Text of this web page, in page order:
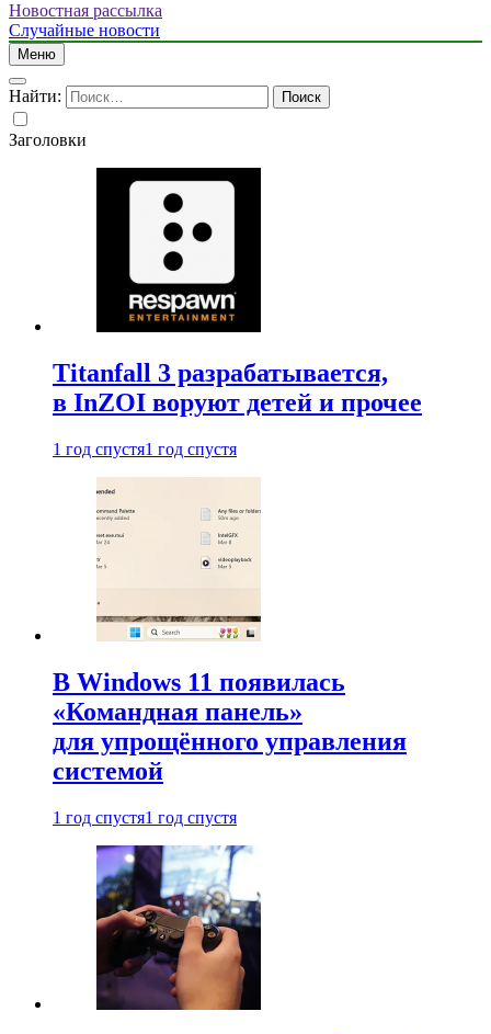
Новостная рассылка
Случайные новости
Меню
Найти:
Заголовки
Titanfall 3 разрабатывается,
в InZOI воруют детей и прочее
1 год спустя1 год спустя
В Windows 11 появилась
«Командная панель»
для упрощённого управления
системой
1 год спустя1 год спустя